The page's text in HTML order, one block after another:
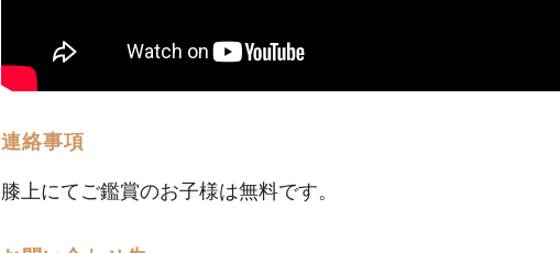
連絡事項
膝上にてご鑑賞のお子様は無料です。